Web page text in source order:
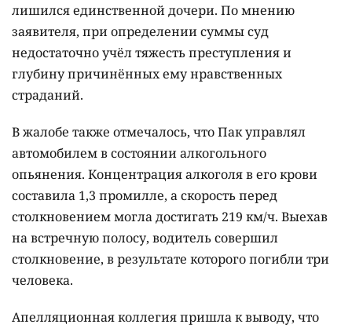
лишился единственной дочери. По мнению
заявителя, при определении суммы суд
недостаточно учёл тяжесть преступления и
глубину причинённых ему нравственных
страданий.
В жалобе также отмечалось, что Пак управлял
автомобилем в состоянии алкогольного
опьянения. Концентрация алкоголя в его крови
составила 1,3 промилле, а скорость перед
столкновением могла достигать 219 км/ч. Выехав
на встречную полосу, водитель совершил
столкновение, в результате которого погибли три
человека.
Апелляционная коллегия пришла к выводу, что